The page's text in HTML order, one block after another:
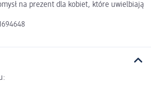
na prezent dla kobiet, które uwielbiają